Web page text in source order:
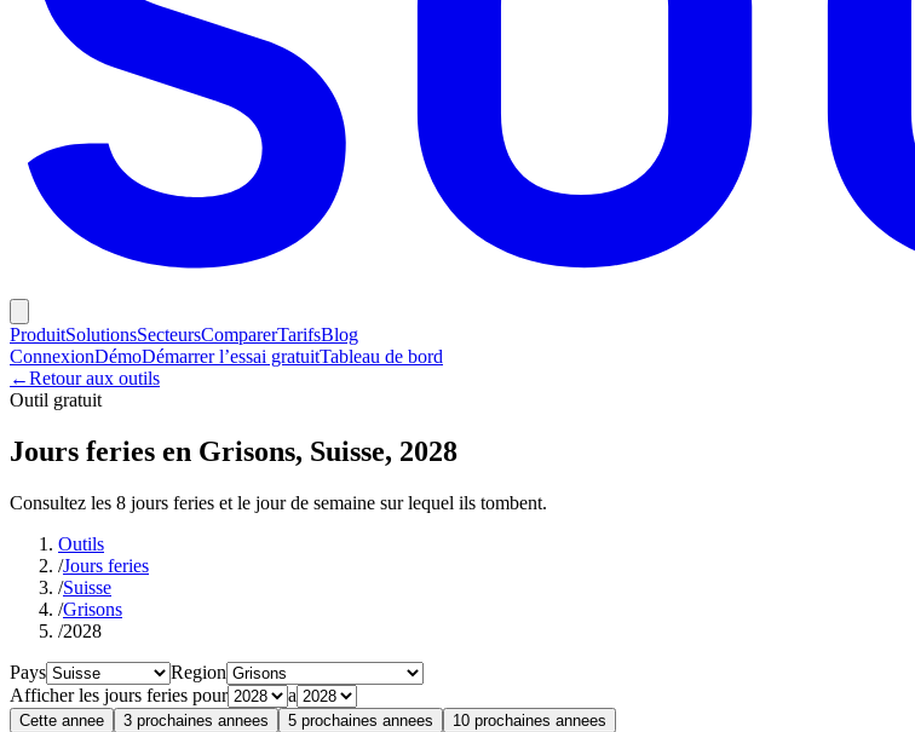
ProduitSolutionsSecteursComparerTarifsBlog
ConnexionDémoDémarrer l’essai gratuitTableau de bord
←Retour aux outils
Outil gratuit
Jours feries en Grisons, Suisse, 2028
Consultez les 8 jours feries et le jour de semaine sur lequel ils tombent.
Outils
/Jours feries
/Suisse
/Grisons
/2028
Pays
Region
Afficher les jours feries pour
a
Cette annee 3 prochaines annees 5 prochaines annees 10 prochaines annees